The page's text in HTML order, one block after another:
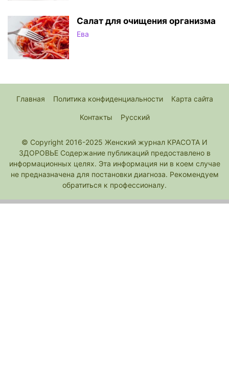
Салат для очищения организма
Ева
Главная Политика конфиденциальности Карта сайта
Контакты Русский
© Copyright 2016-2025 Женский журнал КРАСОТА И
ЗДОРОВЬЕ Содержание публикаций предоставлено в
информационных целях. Эта информация ни в коем случае
не предназначена для постановки диагноза. Рекомендуем
обратиться к профессионалу.